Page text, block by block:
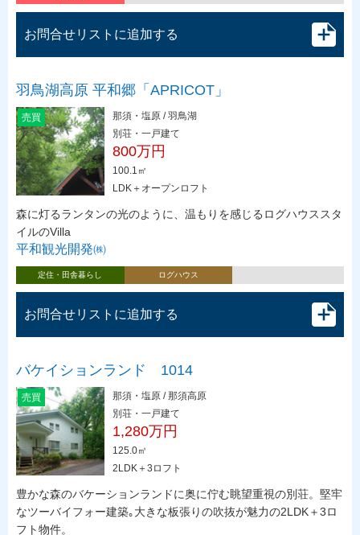
お問合せリストに追加する
羽鳥湖高原 平和郷「APRICOT」
売買
那須・塩原 / 羽鳥湖
別荘・一戸建て
800万円
100.1㎡
LDK＋オープンロフト
森に灯るランタンの光のように、温もりを感じるログハウススタ
イルのVilla
平和観光開発㈱
定住・田舎暮らし ログハウス
お問合せリストに追加する
バケイションランド 1014
売買
那須・塩原 / 那須高原
別荘・一戸建て
1,280万円
125.0㎡
2LDK＋3ロフト
豊かな森のバケーションランドに奥に佇む眺望重視の別荘。堅牢
なツーバイフォー建築｡大きな板張りの吹抜が魅力の2LDK＋3ロ
フト物件。